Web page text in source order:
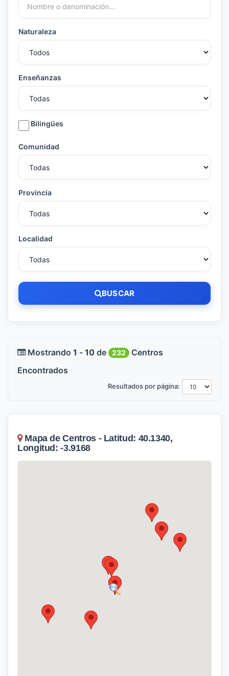
Naturaleza
Enseñanzas
Bilingües
Comunidad
Provincia
Localidad
BUSCAR
Mostrando 1 - 10 de 232
Centros
Encontrados
Resultados por página:
Mapa de Centros - Latitud: 40.1340,
Longitud: -3.9168